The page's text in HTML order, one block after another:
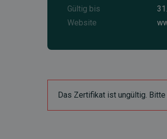
Gültig bis
Website
Das Zertifikat ist ungültig. Bitte